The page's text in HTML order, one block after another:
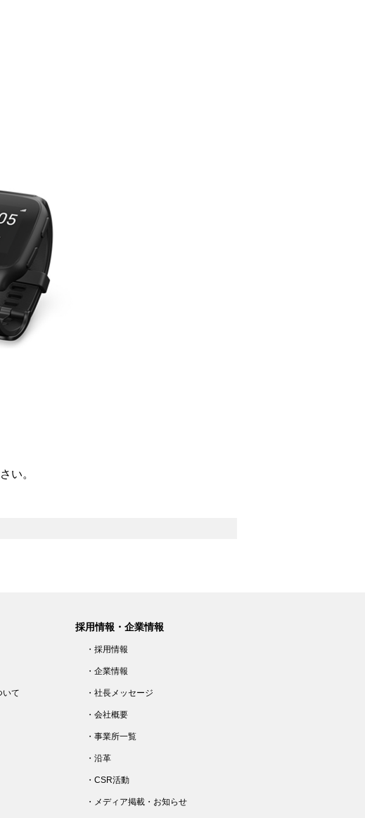
い。
いて
採用情報・企業情報
・採用情報
・企業情報
・社長メッセージ
・会社概要
・事業所一覧
・沿革
・CSR活動
・メディア掲載・お知らせ